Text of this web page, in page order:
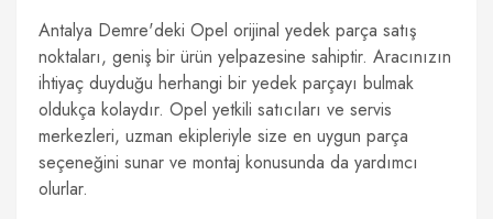
Antalya Demre'deki Opel orijinal yedek parça satış
noktaları, geniş bir ürün yelpazesine sahiptir. Aracınızın
ihtiyaç duyduğu herhangi bir yedek parçayı bulmak
oldukça kolaydır. Opel yetkili satıcıları ve servis
merkezleri, uzman ekipleriyle size en uygun parça
seçeneğini sunar ve montaj konusunda da yardımcı
olurlar.